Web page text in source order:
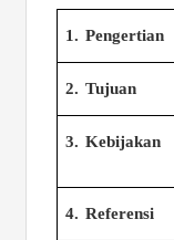
1. Pengertian
2. Tujuan
3. Kebijakan
4. Referensi